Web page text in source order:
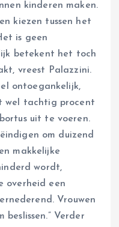
kinderen maken.
kiezen tussen het
is geen
betekent het toch
vreest Palazzini.
ontoegankelijk,
wel tachtig procent
uit te voeren.
om duizend
makkelijke
wordt,
overheid een
Vrouwen
Verder